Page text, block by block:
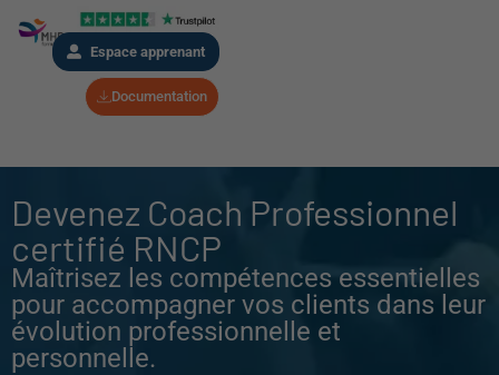
Espace apprenant
Documentation
Devenez Coach Professionnel
certifié RNCP
Maîtrisez les compétences essentielles
pour accompagner vos clients dans leur
évolution professionnelle et
personnelle.